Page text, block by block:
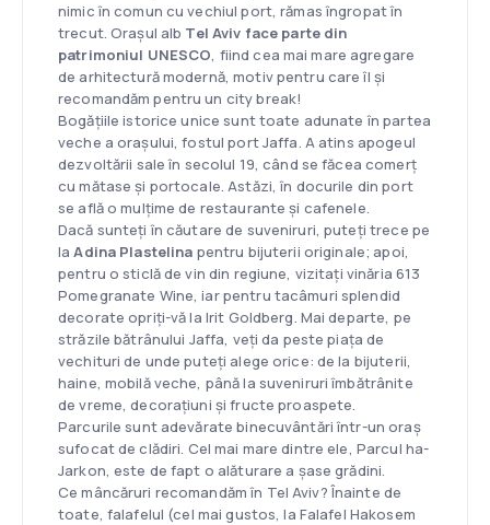
nimic în comun cu vechiul port, rămas îngropat în
trecut. Orașul alb Tel Aviv face parte din
patrimoniul UNESCO, fiind cea mai mare agregare
de arhitectură modernă, motiv pentru care îl și
recomandăm pentru un city break!
Bogățiile istorice unice sunt toate adunate în partea
veche a orașului, fostul port Jaffa. A atins apogeul
dezvoltării sale în secolul 19, când se făcea comerț
cu mătase și portocale. Astăzi, în docurile din port
se află o mulțime de restaurante și cafenele.
Dacă sunteți în căutare de suveniruri, puteți trece pe
laAdina Plastelina pentru bijuterii originale; apoi,
pentru o sticlă de vin din regiune, vizitați vinăria 613
Pomegranate Wine, iar pentru tacâmuri splendid
decorate opriți-vă la Irit Goldberg. Mai departe, pe
străzile bătrânului Jaffa, veți da peste piața de
vechituri de unde puteți alege orice: de la bijuterii,
haine, mobilă veche, până la suveniruri îmbătrânite
de vreme, decorațiuni și fructe proaspete.
Parcurile sunt adevărate binecuvântări într-un oraș
sufocat de clădiri. Cel mai mare dintre ele, Parcul ha-
Jarkon, este de fapt o alăturare a șase grădini.
Ce mâncăruri recomandăm în Tel Aviv? Înainte de
toate, falafelul (cel mai gustos, la Falafel Hakosem